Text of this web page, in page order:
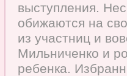
выступления.
обижаются на
из участниц и
Мильниченко и
ребенка.